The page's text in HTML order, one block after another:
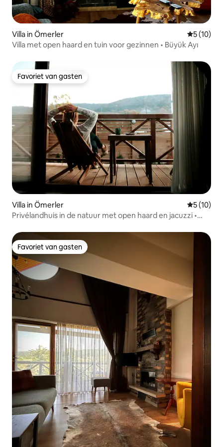
Villa in Ömerler
5 (10)
Villa met open haard en tuin voor gezinnen • Büyük Ayı
Favoriet van gasten
Favoriet van gasten
Villa in Ömerler
5 (10)
Privélandhuis in de natuur met open haard en jacuzzi •
Favoriet van gasten
Favoriet van gasten